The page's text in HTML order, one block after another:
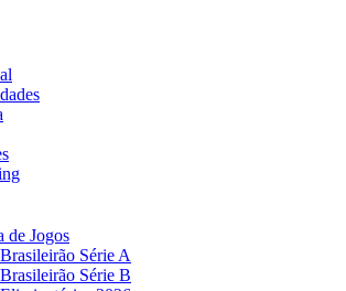
de Jogos
Série A
Série B